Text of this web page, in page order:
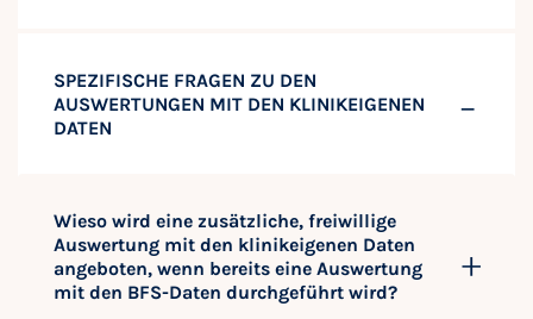
SPEZIFISCHE FRAGEN ZU DEN
AUSWERTUNGEN MIT DEN KLINIKEIGENEN
DATEN
Wieso wird eine zusätzliche, freiwillige
Auswertung mit den klinikeigenen Daten
angeboten, wenn bereits eine Auswertung
mit den BFS-Daten durchgeführt wird?